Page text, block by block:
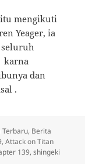
mengikuti
Yeager, ia
karna
dan
.
Terbaru, Berita
,Attack on Titan
139,shingeki